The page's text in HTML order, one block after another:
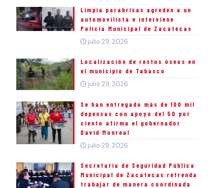
Limpia parabrisas agreden a un
automovilista e interviene
Policía Municipal de Zacatecas
julio 29, 2026
Localización de restos óseos en
el municipio de Tabasco
julio 29, 2026
Se han entregado más de 100 mil
depensas con apoyo del 50 por
ciento afirma el gobernador
David Monreal
julio 29, 2026
Secretaría de Seguridad Pública
Municipal de Zacatecas refrenda
trabajar de manera coordinada